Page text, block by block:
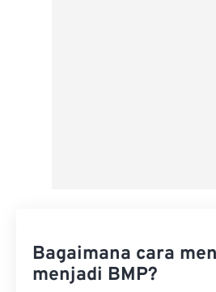
Bagaimana cara
menjadi BMP?